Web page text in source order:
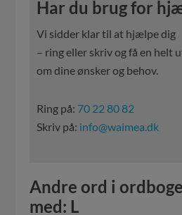
Har du brug for
Vi sidder klar til at hjælpe dig
– ring eller skriv og få en helt
om dine ønsker og behov.
Ring på: 70 22 80 82
Skriv på: info@waimea.dk
Andre ord i
med: L